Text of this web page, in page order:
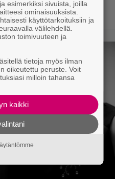
esimerkiksi sivuista, joilla
ominaisuuksista.
käyttötarkoituksiin ja
välilehdellä.
toimivuuteen ja
tietoja myös ilman
oikeutettu peruste. Voit
milloin tahansa
kaikki